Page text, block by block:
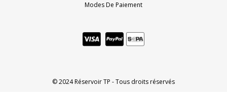
Modes De Paiement
© 2024 Réservoir TP - Tous droits réservés